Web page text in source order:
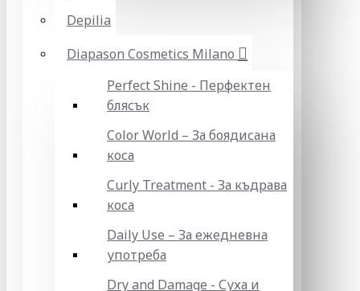
Depilia
Diapason Cosmetics Milano
Perfect Shine - Перфектен
блясък
Color World – За боядисана
коса
Curly Treatment - За къдрава
коса
Daily Use – За ежедневна
употреба
Dry and Damage - Суха и